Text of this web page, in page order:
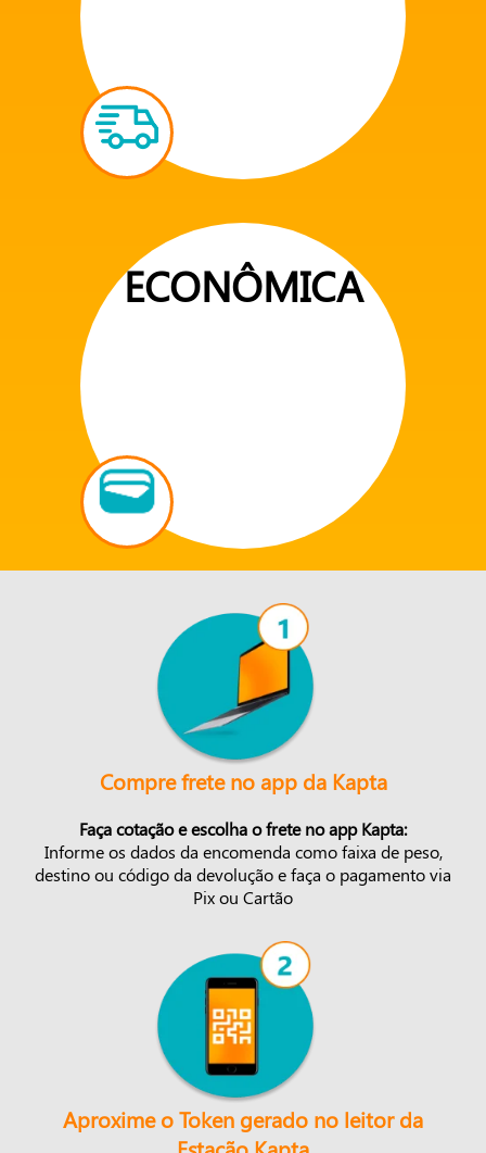
ECONÔMICA
Compre frete no app da Kapta
Faça cotação e escolha o frete no app Kapta:
Informe os dados da encomenda como faixa de peso,
destino ou código da devolução e faça o pagamento via
Pix ou Cartão
Aproxime o Token gerado no leitor da